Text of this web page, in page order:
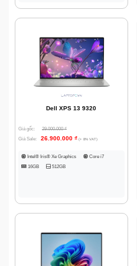
Dell XPS 13 9320
Giá gốc: 29.000.000₫
Giá Sale:
26.900.000 ₫ (+ 8% VAT)
Intel® Iris® Xe Graphics
Core i7
16GB
512GB